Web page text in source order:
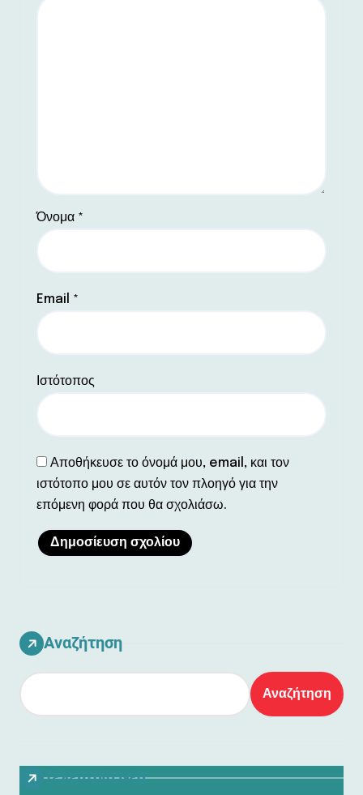
Όνομα *
Email *
Ιστότοπος
Αποθήκευσε το όνομά μου, email, και τον
ιστότοπο μου σε αυτόν τον πλοηγό για την
επόμενη φορά που θα σχολιάσω.
Αναζήτηση
Αναζήτηση
Τελευταία Νέα